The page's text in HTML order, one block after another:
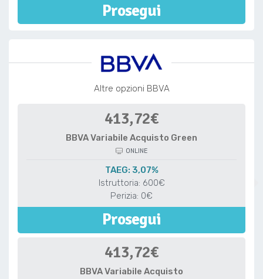
Prosegui
Altre opzioni BBVA
413,72€
BBVA Variabile Acquisto Green
ONLINE
TAEG: 3,07%
Istruttoria: 600€
Perizia: 0€
Prosegui
413,72€
BBVA Variabile Acquisto